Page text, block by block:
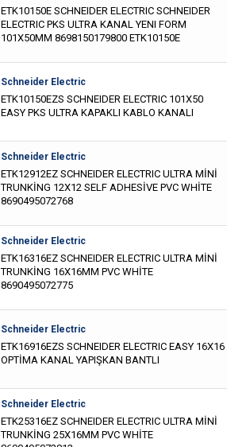
ETK10150E SCHNEIDER ELECTRIC SCHNEIDER
ELECTRIC PKS ULTRA KANAL YENI FORM
101X50MM 8698150179800 ETK10150E
Schneider Electric
ETK10150EZS SCHNEIDER ELECTRIC 101X50
EASY PKS ULTRA KAPAKLI KABLO KANALI
Schneider Electric
ETK12912EZ SCHNEIDER ELECTRIC ULTRA MİNİ
TRUNKİNG 12X12 SELF ADHESİVE PVC WHİTE
8690495072768
Schneider Electric
ETK16316EZ SCHNEIDER ELECTRIC ULTRA MİNİ
TRUNKİNG 16X16MM PVC WHİTE
8690495072775
Schneider Electric
ETK16916EZS SCHNEIDER ELECTRIC EASY 16X16
OPTİMA KANAL YAPIŞKAN BANTLI
Schneider Electric
ETK25316EZ SCHNEIDER ELECTRIC ULTRA MİNİ
TRUNKİNG 25X16MM PVC WHİTE